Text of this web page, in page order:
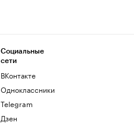
Социальные
сети
ВКонтакте
Одноклассники
Telegram
Дзен